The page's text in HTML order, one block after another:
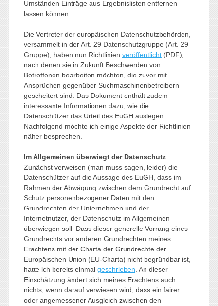
Umständen Einträge aus Ergebnislisten entfernen
lassen können.
Die Vertreter der europäischen Datenschutzbehörden,
versammelt in der Art. 29 Datenschutzgruppe (Art. 29
Gruppe), haben nun Richtlinien veröffentlicht(PDF),
nach denen sie in Zukunft Beschwerden von
Betroffenen bearbeiten möchten, die zuvor mit
Ansprüchen gegenüber Suchmaschinenbetreibern
gescheitert sind. Das Dokument enthält zudem
interessante Informationen dazu, wie die
Datenschützer das Urteil des EuGH auslegen.
Nachfolgend möchte ich einige Aspekte der Richtlinien
näher besprechen.
Im Allgemeinen überwiegt der Datenschutz
Zunächst verweisen (man muss sagen, leider) die
Datenschützer auf die Aussage des EuGH, dass im
Rahmen der Abwägung zwischen dem Grundrecht auf
Schutz personenbezogener Daten mit den
Grundrechten der Unternehmen und der
Internetnutzer, der Datenschutz im Allgemeinen
überwiegen soll. Dass dieser generelle Vorrang eines
Grundrechts vor anderen Grundrechten meines
Erachtens mit der Charta der Grundrechte der
Europäischen Union (EU-Charta) nicht begründbar ist,
hatte ich bereits einmal geschrieben . An dieser
Einschätzung ändert sich meines Erachtens auch
nichts, wenn darauf verwiesen wird, dass ein fairer
oder angemessener Ausgleich zwischen den